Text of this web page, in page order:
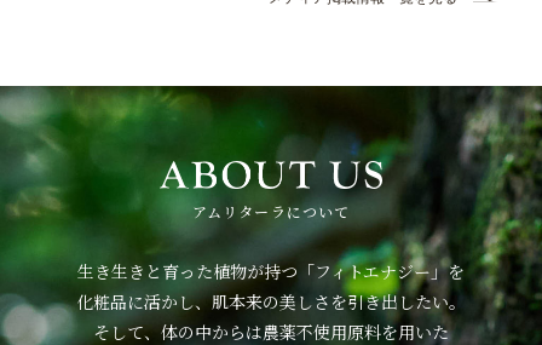
アムリターラについて
生き生きと育った植物が持つ「フィトエナジー」を
化粧品に活かし、肌本来の美しさを引き出したい。
そして、体の中からは農薬不使用原料を用いた